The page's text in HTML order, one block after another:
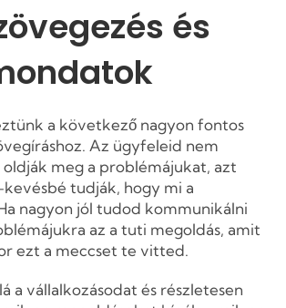
és
a következő nagyon fontos
Az ügyfeleid nem
meg a problémájukat, azt
tudják, hogy mi a
nagyon jól tudod kommunikálni
az a tuti megoldás, amit
ezt a meccset te vitted.
a vállalkozásodat és részletesen